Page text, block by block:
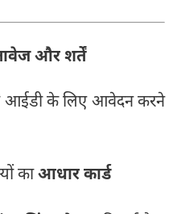
और शर्तें
आईडी के लिए आवेदन करने
काआधार कार्ड